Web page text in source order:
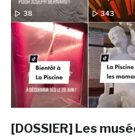
[DOSSIER] Les